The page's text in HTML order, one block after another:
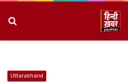
Uttarakhand